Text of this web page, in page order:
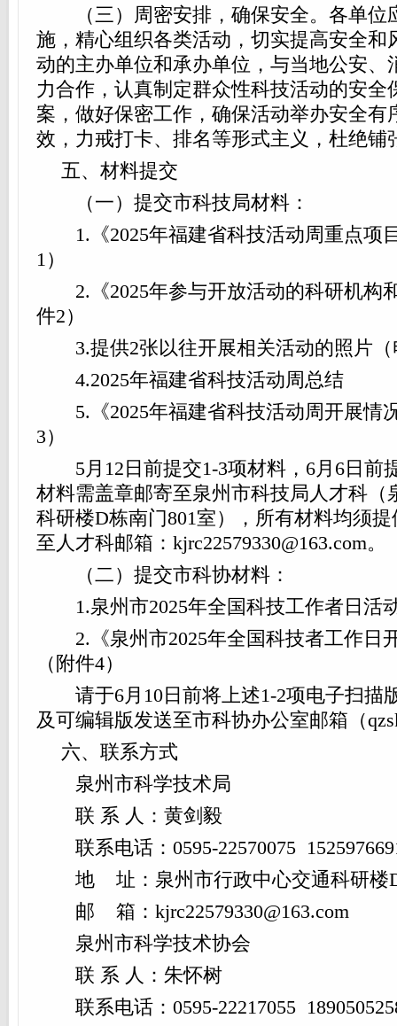
（三）周密安排，确保安全。各单位
施，精心组织各类活动，切实提高安全和
动的主办单位和承办单位，与当地公安、
力合作，认真制定群众性科技活动的安全
案，做好保密工作，确保活动举办安全有
效，力戒打卡、排名等形式主义，杜绝铺
五、材料提交
（一）提交市科技局材料：
1.《2025年福建省科技活动周重点项
1）
2.《2025年参与开放活动的科研机构
件2）
3.提供2张以往开展相关活动的照片（
4.2025年福建省科技活动周总结
5.《2025年福建省科技活动周开展情
3）
5月12日前提交1-3项材料，6月6日前
材料需盖章邮寄至泉州市科技局人才科（
科研楼D栋南门801室），所有材料均须
至人才科邮箱：kjrc22579330@163.com。
（二）提交市科协材料：
1.泉州市2025年全国科技工作者日活
2.《泉州市2025年全国科技者工作日
（附件4）
请于6月10日前将上述1-2项电子扫描
及可编辑版发送至市科协办公室邮箱（
六、联系方式
泉州市科学技术局
联 系 人：黄剑毅
联系电话：0595-22570075
地 址：泉州市行政中心交通科研楼D
邮 箱：kjrc22579330@163.com
泉州市科学技术协会
联 系 人：朱怀树
联系电话：0595-22217055